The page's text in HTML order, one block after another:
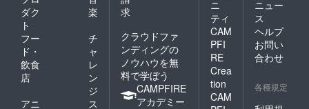
いると、子
供の興味関
心が失われ
てしまう。
子供に英語
を教える前
に、親をな
ダク
ト
楽
フー
ド・
飲食
店
チ
ャ
レ
ン
ジ
アニ
ス
求
クラウドファ
ンディングの
ノウハウを無
料で学ぼう
CAMPFIRE
アカデミー
ニ
ティ
CAM
PFI
RE
Crea
tion
CAM
ニュー
ス
ヘルプ
お問い
合わせ
各種規定